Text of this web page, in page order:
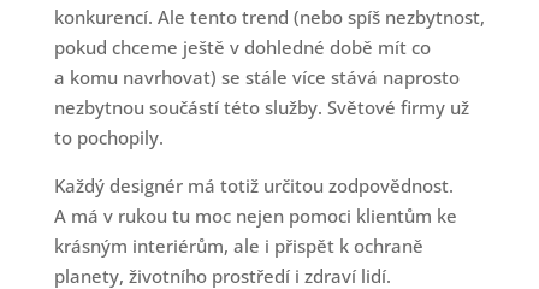
konkurencí. Ale tento trend (nebo spíš nezbytnost,
pokud chceme ještě v dohledné době mít co
a komu navrhovat) se stále více stává naprosto
nezbytnou součástí této služby. Světové firmy už
to pochopily.
Každý designér má totiž určitou zodpovědnost.
A má v rukou tu moc nejen pomoci klientům ke
krásným interiérům, ale i přispět k ochraně
planety, životního prostředí i zdraví lidí.